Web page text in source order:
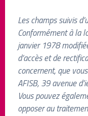
Les champs suivis
Conformément à la
janvier 1978
d’accès et de
concernent, que
AFISB, 39 avenue
Vous pouvez
opposer au